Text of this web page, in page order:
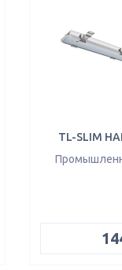
TL-SLIM